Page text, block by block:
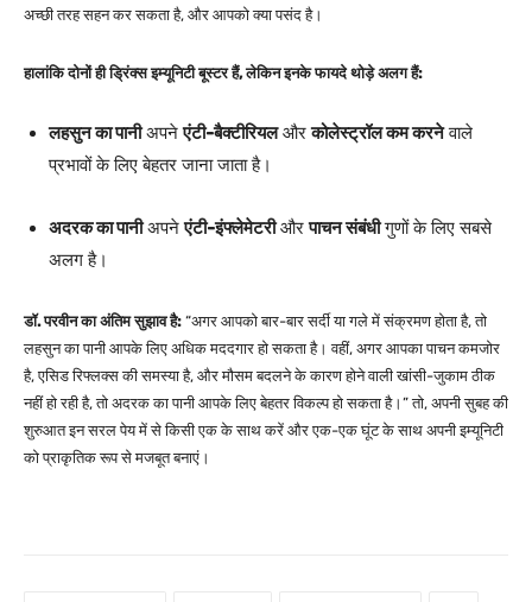
अच्छी तरह सहन कर सकता है, और आपको क्या पसंद है।
हालांकि दोनों ही ड्रिंक्स इम्यूनिटी बूस्टर हैं, लेकिन इनके फायदे थोड़े अलग हैं:
लहसुन का पानीअपनेएंटी-बैक्टीरियलऔरकोलेस्ट्रॉल कम करनेवाले
प्रभावों के लिए बेहतर जाना जाता है।
अदरक का पानीअपनेएंटी-इंफ्लेमेटरीऔरपाचन संबंधीगुणों के लिए सबसे
अलग है।
डॉ. परवीन का अंतिम सुझाव है: “अगर आपको बार-बार सर्दी या गले में संक्रमण होता है, तो
लहसुन का पानी आपके लिए अधिक मददगार हो सकता है। वहीं, अगर आपका पाचन कमजोर
है, एसिड रिफ्लक्स की समस्या है, और मौसम बदलने के कारण होने वाली खांसी-जुकाम ठीक
नहीं हो रही है, तो अदरक का पानी आपके लिए बेहतर विकल्प हो सकता है।”तो, अपनी सुबह की
शुरुआत इन सरल पेय में से किसी एक के साथ करें और एक-एक घूंट के साथ अपनी इम्यूनिटी
को प्राकृतिक रूप से मजबूत बनाएं।